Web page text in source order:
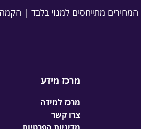
מתייחסים למנוי בלבד |
מרכז מידע
מרכז למידה
צרו קשר